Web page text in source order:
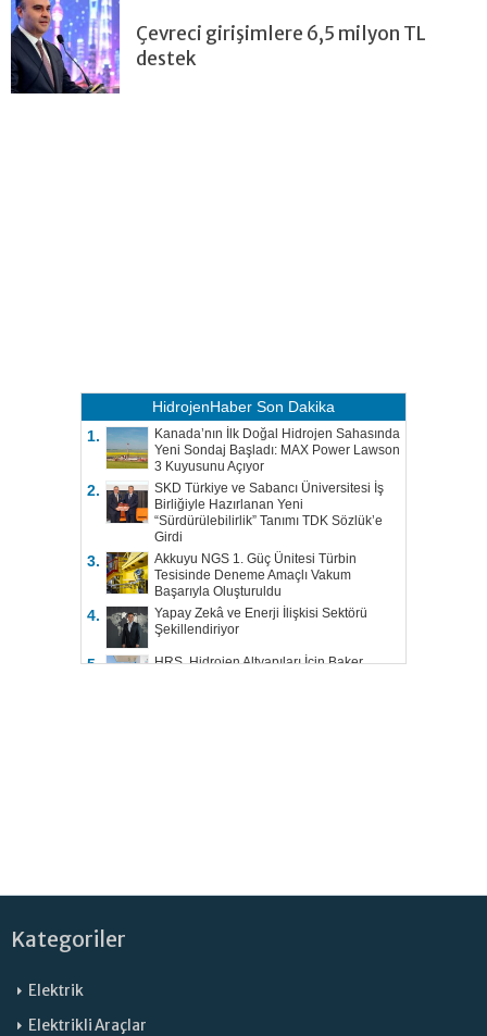
Çevreci girişimlere 6,5 milyon TL
destek
HidrojenHaber Son Dakika
1.
Kanada’nın İlk Doğal Hidrojen Sahasında
Yeni Sondaj Başladı: MAX Power Lawson
3 Kuyusunu Açıyor
2.
SKD Türkiye ve Sabancı Üniversitesi İş
Birliğiyle Hazırlanan Yeni
“Sürdürülebilirlik” Tanımı TDK Sözlük’e
Girdi
3.
Akkuyu NGS 1. Güç Ünitesi Türbin
Tesisinde Deneme Amaçlı Vakum
Başarıyla Oluşturuldu
4.
Yapay Zekâ ve Enerji İlişkisi Sektörü
Şekillendiriyor
5.
HRS, Hidrojen Altyapıları İçin Baker
Kategoriler
Elektrik
Elektrikli Araçlar